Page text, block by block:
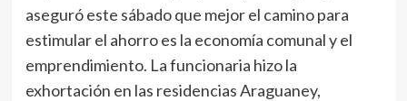
aseguró este sábado que mejor el camino para
estimular el ahorro es la economía comunal y el
emprendimiento. La funcionaria hizo la
exhortación en las residencias Araguaney,